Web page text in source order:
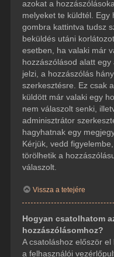
azokat a
melyeket te küldtél. Egy
gombra kattintva tudsz
beküldés utáni
esetben, ha valaki már
hozzászólásod alatt
jelzi, a hozzászólás
szerkesztésre. Ez csak
küldött már valaki egy
nem válaszolt senki,
adminisztrátor
hagyhatnak egy
Kérjük, vedd
törölhetik a
válaszolt.
Vissza a tetejére
Hogyan csatolhatom
hozzászólásomhoz?
A csatoláshoz először
a felhasználói